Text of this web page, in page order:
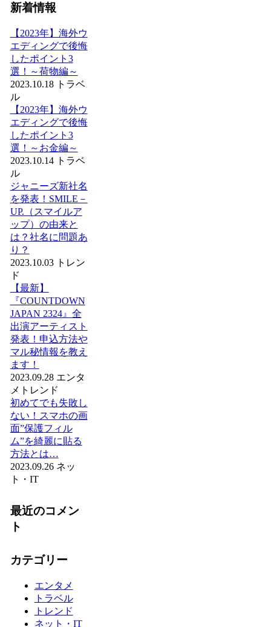
新着情報
【2023年】海外ウ
エディングで後悔
したポイント3
選！～荷物編～
2023.10.18
トラベ
ル
【2023年】海外ウ
エディングで後悔
したポイント3
選！～お金編～
2023.10.14
トラベ
ル
ジャニーズ新社名
を発表！SMILE－
UP.（スマイルア
ップ）の由来と
は？社名に問題あ
り？
2023.10.03
トレン
ド
【最新】
『COUNTDOWN
JAPAN 2324』全
出演アーティスト
発表！申込方法や
マル秘情報を教え
ます！
2023.09.28 エンタ
メ トレンド
初めてでも失敗し
ない！スマホの画
面”保護フィル
ム”を綺麗に貼る
方法とは…
2023.09.26 ネッ
ト・IT
最近のコメン
ト
カテゴリー
エンタメ
トラベル
トレンド
ネット・IT